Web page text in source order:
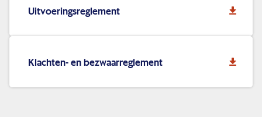
Uitvoeringsreglement
Klachten- en bezwaarreglement